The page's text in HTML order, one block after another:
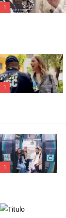
1
1
1